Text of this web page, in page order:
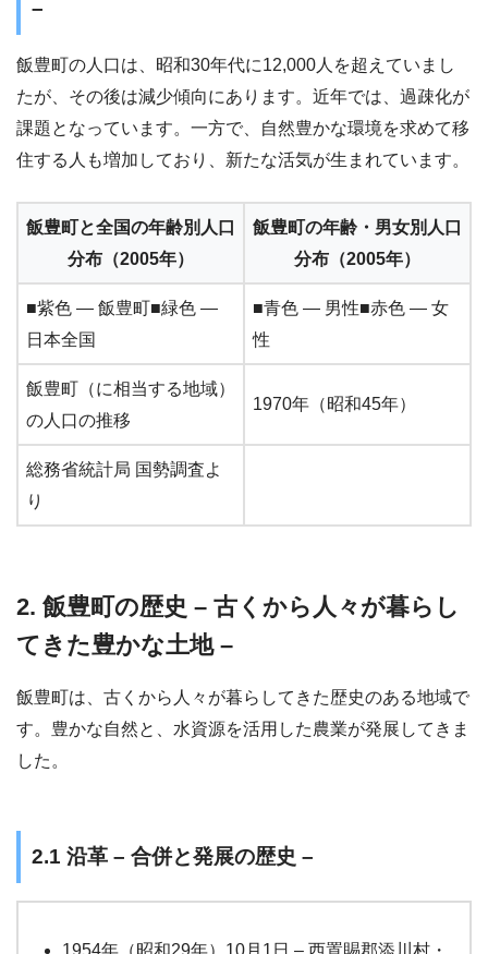
–
飯豊町の人口は、昭和30年代に12,000人を超えていまし
たが、その後は減少傾向にあります。近年では、過疎化が
課題となっています。一方で、自然豊かな環境を求めて移
住する人も増加しており、新たな活気が生まれています。
飯豊町と全国の年齢別人口
分布（2005年）
飯豊町の年齢・男女別人口
分布（2005年）
■紫色 ― 飯豊町■緑色 ―
日本全国
■青色 ― 男性■赤色 ― 女
性
飯豊町（に相当する地域）
の人口の推移
1970年（昭和45年）
総務省統計局 国勢調査よ
り
2. 飯豊町の歴史 – 古くから人々が暮らし
てきた豊かな土地 –
飯豊町は、古くから人々が暮らしてきた歴史のある地域で
す。豊かな自然と、水資源を活用した農業が発展してきま
した。
2.1 沿革 – 合併と発展の歴史 –
1954年（昭和29年）10月1日 – 西置賜郡添川村・